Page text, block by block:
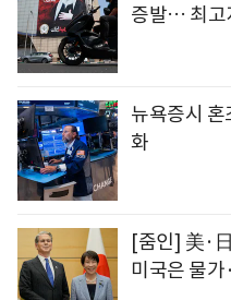
증발… 최고
뉴욕증시
화
[줌인] 美·
미국은 물